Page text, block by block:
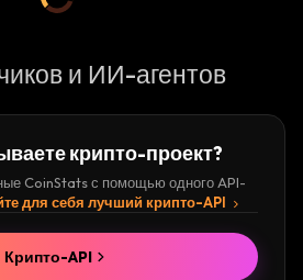
и ИИ-агентов
крипто-проект?
CoinStats с помощью одного API-
для себя лучший крипто-API
Крипто-API